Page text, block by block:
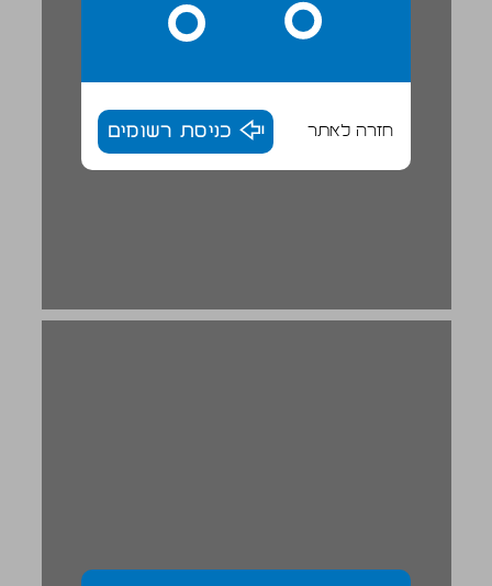
חזרה לאתר כניסת רשומים
2: חוזי שלום וגבולות בני-הגנה ... 19